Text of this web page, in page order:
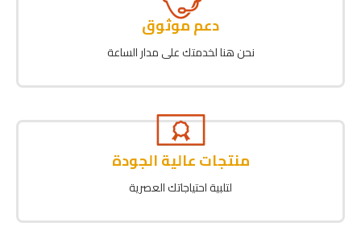
دعم موثوق
نحن هنا لخدمتك على مدار الساعة
منتجات عالية الجودة
لتلبية احتياجاتك العصرية